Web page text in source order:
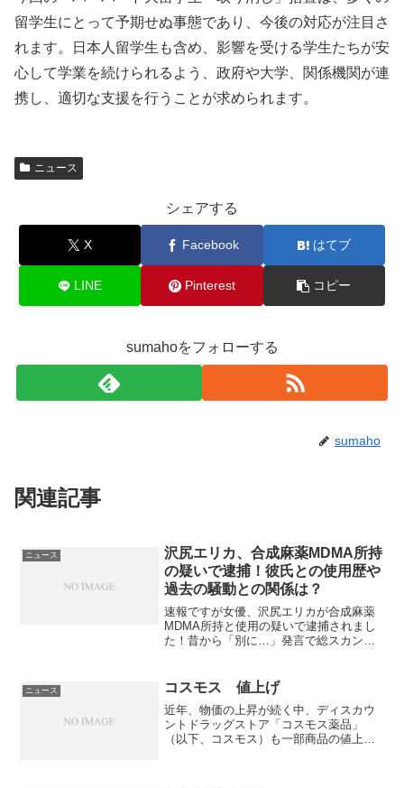
留学生にとって予期せぬ事態であり、今後の対応が注目さ
れます。日本人留学生も含め、影響を受ける学生たちが安
心して学業を続けられるよう、政府や大学、関係機関が連
携し、適切な支援を行うことが求められます。
ニュース
シェアする
X Facebook はてブ
LINE Pinterest コピー
sumahoをフォローする
sumaho
関連記事
ニュース
沢尻エリカ、合成麻薬MDMA所持
の疑いで逮捕！彼氏との使用歴や
過去の騒動との関係は？
速報ですが女優、沢尻エリカが合成麻薬
MDMA所持と使用の疑いで逮捕されまし
た！昔から「別に…」発言で総スカンを
物にも手を出してしまったようですね。
正直な所、やはり、とい...
ニュース コスモス 値上げ
近年、物価の上昇が続く中、ディスカウ
ントドラッグストア「コスモス薬品」
（以下、コスモス）も一部商品の値上げ